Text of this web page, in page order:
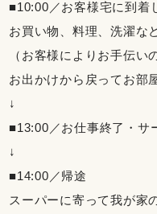
■10:00／お客様宅に到着
お買い物、料理、洗濯な
（お客様によりお手伝い
お出かけから戻ってお部
↓
■13:00／お仕事終了・サ
↓
■14:00／帰途
スーパーに寄って我が家